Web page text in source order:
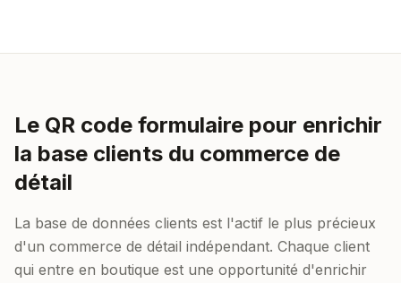
Le QR code formulaire pour enrichir
la base clients du commerce de
détail
La base de données clients est l'actif le plus précieux
d'un commerce de détail indépendant. Chaque client
qui entre en boutique est une opportunité d'enrichir